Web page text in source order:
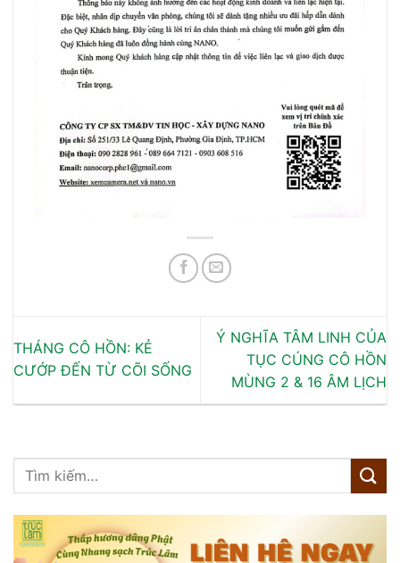
THÁNG CÔ HỒN: KẺ
CƯỚP ĐẾN TỪ CÕI SỐNG
Ý NGHĨA TÂM LINH CỦA
TỤC CÚNG CÔ HỒN
MÙNG 2 & 16 ÂM LỊCH